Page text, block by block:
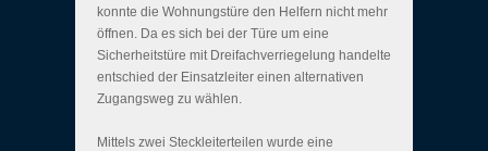
konnte die Wohnungstüre den Helfern nicht mehr
öffnen. Da es sich bei der Türe um eine
Sicherheitstüre mit Dreifachverriegelung handelte
entschied der Einsatzleiter einen alternativen
Zugangsweg zu wählen.
Mittels zwei Steckleiterteilen wurde eine